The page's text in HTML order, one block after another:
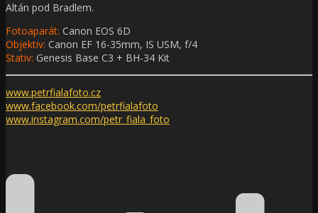
Altán pod Bradlem.
Fotoaparát: Canon EOS 6D
Objektiv: Canon EF 16-35mm, IS USM, f/4
Stativ: Genesis Base C3 + BH-34 Kit
www.petrfialafoto.cz
www.facebook.com/petrfialafoto
www.instagram.com/petr_fiala_foto